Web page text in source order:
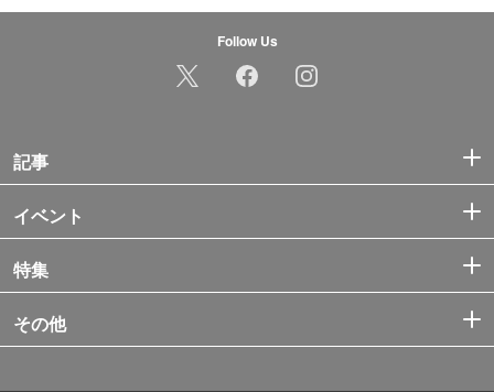
Follow Us
記事
イベント
特集
その他